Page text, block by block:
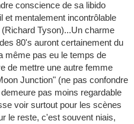
conscience de sa libido
et mentalement incontrôlable
Tyson)...Un charme
80's auront certainement du
même pas eu le temps de
de mettre une autre femme
Junction" (ne pas confondre
pas moins regardable
voir surtout pour les scènes
le reste, c'est souvent niais,